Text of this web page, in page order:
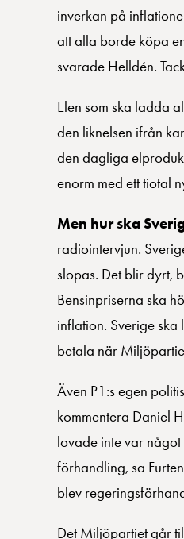
inverkan på
att alla borde köpa
svarade Helldén.
Elen som ska ladda
den liknelsen ifrån
den dagliga
enorm med ett tiotal
Men hur ska
radiointervjun.
slopas. Det blir dyrt,
Bensinpriserna ska
inflation. Sverige ska
betala när
Även P1:s egen
kommentera Daniel
lovade inte var
förhandling, sa
blev
Det Miljöpartiet går